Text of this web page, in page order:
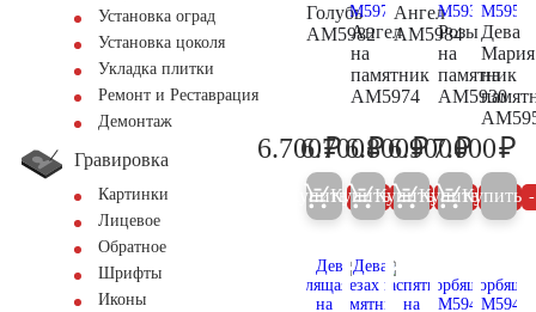
Установка оград
Установка цоколя
Укладка плитки
Ремонт и Реставрация
Демонтаж
Гравировка
Картинки
Лицевое
Обратное
Шрифты
Иконы
Голубь
AM5982
7.100
6.700₽
Купить 5%
Ангел
на
памятник
AM5974
7.100
6.700₽
Купить 5%
Ангел
AM5984
7.200
6.800₽
Купить 5%
Розы
на
памятник
AM5930
7.300
6.900₽
Купить 5%
Дева
Мария
на
7.000₽
Купить